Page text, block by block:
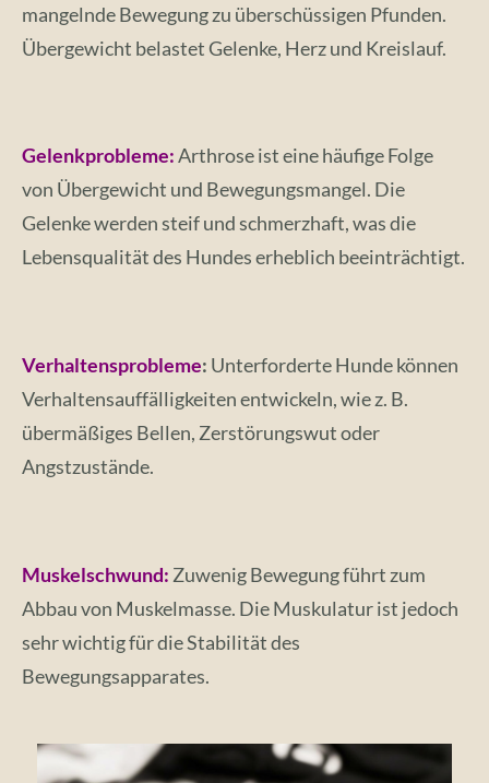
mangelnde Bewegung zu überschüssigen Pfunden.
Übergewicht belastet Gelenke, Herz und Kreislauf.
Gelenkprobleme:Arthrose ist eine häufige Folge
von Übergewicht und Bewegungsmangel. Die
Gelenke werden steif und schmerzhaft, was die
Lebensqualität des Hundes erheblich beeinträchtigt.
Verhaltensprobleme: Unterforderte Hunde können
Verhaltensauffälligkeiten entwickeln, wie z. B.
übermäßiges Bellen, Zerstörungswut oder
Angstzustände.
Muskelschwund: Zuwenig Bewegung führt zum
Abbau von Muskelmasse. Die Muskulatur ist jedoch
sehr wichtig für die Stabilität des
Bewegungsapparates.